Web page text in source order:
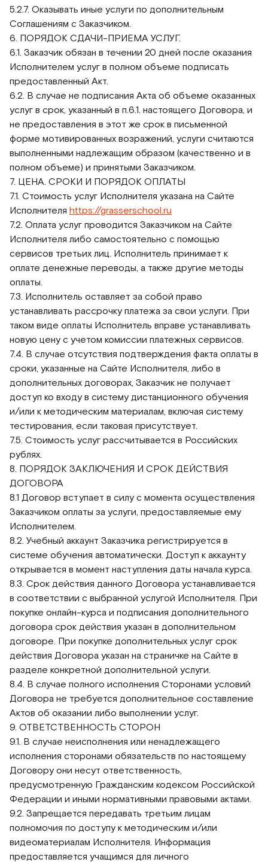
5.2.7. Оказывать иные услуги по дополнительным
Соглашениям с Заказчиком.
6. ПОРЯДОК СДАЧИ-ПРИЕМА УСЛУГ.
6.1. Заказчик обязан в течении 20 дней после оказания
Исполнителем услуг в полном объеме подписать
предоставленный Акт.
6.2. В случае не подписания Акта об объеме оказанных
услуг в срок, указанный в п.6.1. настоящего Договора, и
не предоставления в этот же срок в письменной
форме мотивированных возражений, услуги считаются
выполненными надлежащим образом (качественно и в
полном объеме) и принятыми Заказчиком.
7. ЦЕНА. СРОКИ И ПОРЯДОК ОПЛАТЫ
7.1. Стоимость услуг Исполнителя указана на Сайте
Исполнителя https://grasserschool.ru
7.2. Оплата услуг проводится Заказчиком на Сайте
Исполнителя либо самостоятельно с помощью
сервисов третьих лиц. Исполнитель принимает к
оплате денежные переводы, а также другие методы
оплаты.
7.3. Исполнитель оставляет за собой право
устанавливать рассрочку платежа за свои услуги. При
таком виде оплаты Исполнитель вправе устанавливать
новую цену с учетом комиссии платежных сервисов.
7.4. В случае отсутствия подтверждения факта оплаты в
сроки, указанные на Сайте Исполнителя, либо в
дополнительных договорах, Заказчик не получает
доступ ко входу в систему дистанционного обучения
и/или к методическим материалам, включая систему
тестирования, если таковая присутствует.
7.5. Стоимость услуг рассчитывается в Российских
рублях.
8. ПОРЯДОК ЗАКЛЮЧЕНИЯ И СРОК ДЕЙСТВИЯ
ДОГОВОРА
8.1 Договор вступает в силу с момента осуществления
Заказчиком оплаты за услуги, предоставляемые ему
Исполнителем.
8.2. Учебный аккаунт Заказчика регистрируется в
системе обучения автоматически. Доступ к аккаунту
открывается в момент наступления даты начала курса.
8.3. Срок действия данного Договора устанавливается
в соответствии с выбранной услугой Исполнителя. При
покупке онлайн-курса и подписания дополнительного
договора срок действия указан в дополнительном
договоре. При покупке дополнительных услуг срок
действия Договора указан на страничке на Сайте в
разделе конкретной дополнительной услуги.
8.4. В случае полного исполнения Сторонами условий
Договора не требуется дополнительное составление
Актов об оказании либо выполнении услуг.
9. ОТВЕТСТВЕННОСТЬ СТОРОН
9.1. В случае неисполнения или ненадлежащего
исполнения сторонами обязательств по настоящему
Договору они несут ответственность,
предусмотренную Гражданским кодексом Российской
Федерации и иными нормативными правовыми актами.
9.2. Запрещается передавать третьим лицам
полномочия по доступу к методическим и/или
видеоматериалам Исполнителя. Информация
предоставляется учащимся для личного